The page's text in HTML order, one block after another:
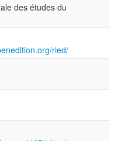
des études du
ried/